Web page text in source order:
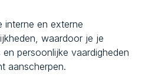
interne en externe
waardoor je je
persoonlijke vaardigheden
aanscherpen.